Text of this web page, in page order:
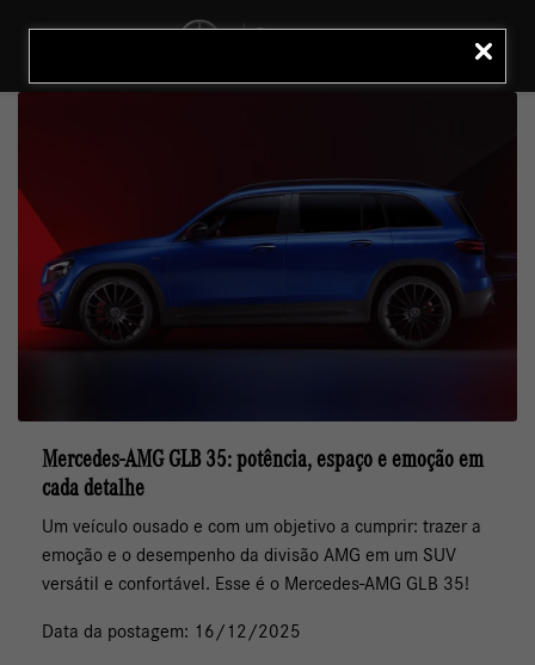
LIGAR
Mercedes-AMG GLB 35: potência, espaço e emoção em
cada detalhe
Um veículo ousado e com um objetivo a cumprir: trazer a
emoção e o desempenho da divisão AMG em um SUV
versátil e confortável. Esse é o Mercedes-AMG GLB 35!
Data da postagem: 16/12/2025